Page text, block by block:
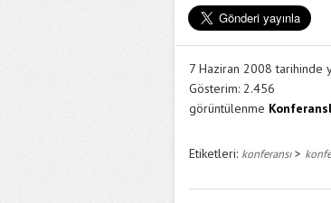
7 Haziran 2008 tarihinde
Gösterim: 2.456
görüntülenme
Etiketleri: konferansı>